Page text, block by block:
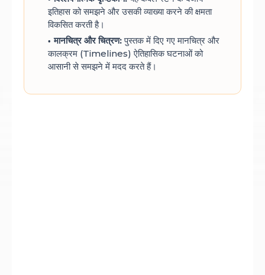
इतिहास को समझने और उसकी व्याख्या करने की क्षमता
विकसित करती है।
मानचित्र और चित्रण:पुस्तक में दिए गए मानचित्र और
कालक्रम (Timelines) ऐतिहासिक घटनाओं को
आसानी से समझने में मदद करते हैं।